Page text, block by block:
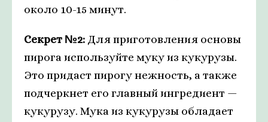
около 10-15 минут.
Секрет №2: Для приготовления основы
пирога используйте муку из кукурузы.
Это придаст пирогу нежность, а также
подчеркнет его главный ингредиент —
кукурузу. Мука из кукурузы обладает